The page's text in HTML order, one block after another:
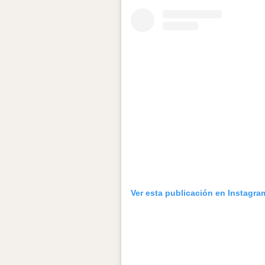
Ver esta publicación en